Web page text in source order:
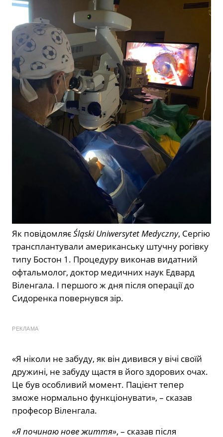
Як повідомляєŚląski Uniwersytet Medyczny, Сергію
трансплантували американську штучну рогівку
типу Бостон 1. Процедуру виконав видатний
офтальмолог, доктор медичних наук Едвард
Віленгала. І першого ж дня після операції до
Сидоренка повернувся зір.
РЕКЛАМА
«Я ніколи не забуду, як він дивився у вічі своїй
дружині, не забуду щастя в його здорових очах.
Це був особливий момент. Пацієнт тепер
зможе нормально функціонувати», – сказав
професор Віленгала.
«Я починаю нове життя», – сказав після